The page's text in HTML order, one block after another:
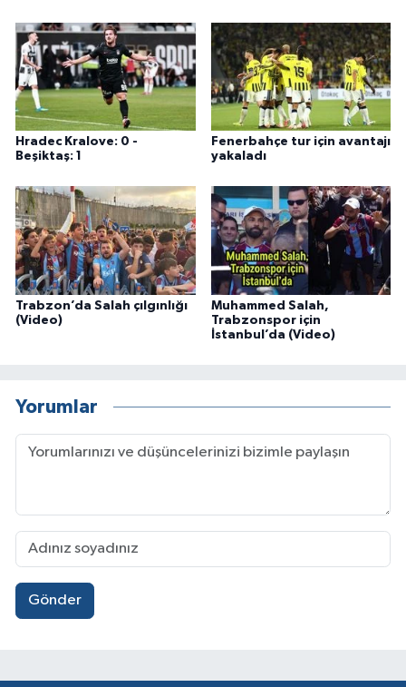
Hradec Kralove: 0 -
Beşiktaş: 1
Fenerbahçe tur için avantajı
yakaladı
Trabzon’da Salah çılgınlığı
(Video)
Muhammed Salah,
Trabzonspor için
İstanbul’da (Video)
Yorumlar
Gönder